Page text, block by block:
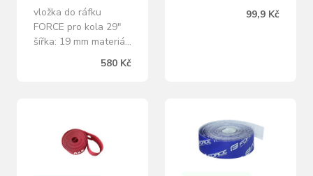
vložka do ráfku
FORCE pro kola 29"
šířka: 19 mm materiál:
PVC - pružný baleno
580 Kč
99,9 Kč